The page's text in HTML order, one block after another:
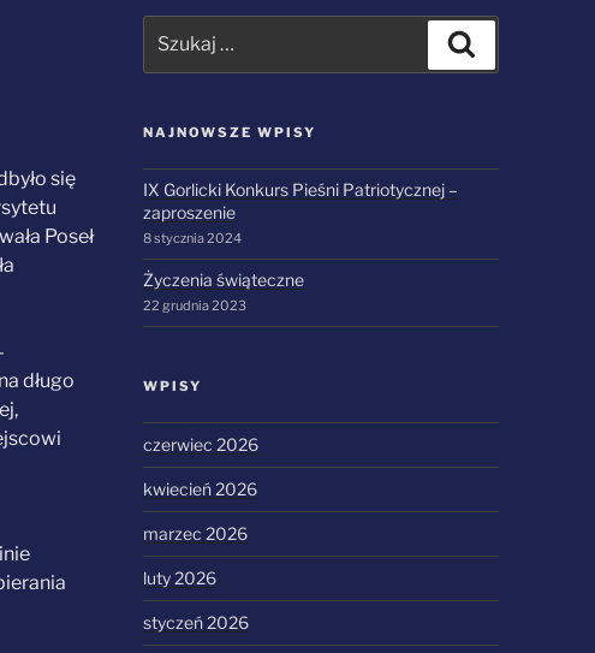
się
Poseł
długo
NAJNOWSZE WPISY
IX Gorlicki Konkurs Pieśni Patriotycznej –
zaproszenie
8 stycznia 2024
Życzenia świąteczne
22 grudnia 2023
WPISY
czerwiec 2026
kwiecień 2026
marzec 2026
luty 2026
styczeń 2026